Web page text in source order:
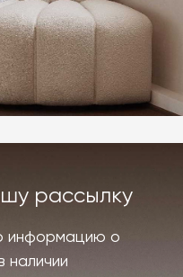
рассылку
информацию о
наличии